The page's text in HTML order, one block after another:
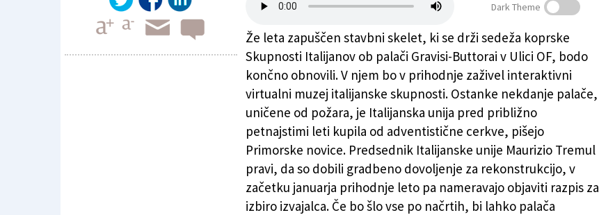
Dark Theme
Že leta zapuščen stavbni skelet, ki se drži sedeža koprske
Skupnosti Italijanov ob palači Gravisi-Buttorai v Ulici OF, bodo
končno obnovili. V njem bo v prihodnje zaživel interaktivni
virtualni muzej italijanske skupnosti. Ostanke nekdanje palače,
uničene od požara, je Italijanska unija pred približno
petnajstimi leti kupila od adventistične cerkve, pišejo
Primorske novice. Predsednik Italijanske unije Maurizio Tremul
pravi, da so dobili gradbeno dovoljenje za rekonstrukcijo, v
začetku januarja prihodnje leto pa nameravajo objaviti razpis za
izbiro izvajalca. Če bo šlo vse po načrtih, bi lahko palača